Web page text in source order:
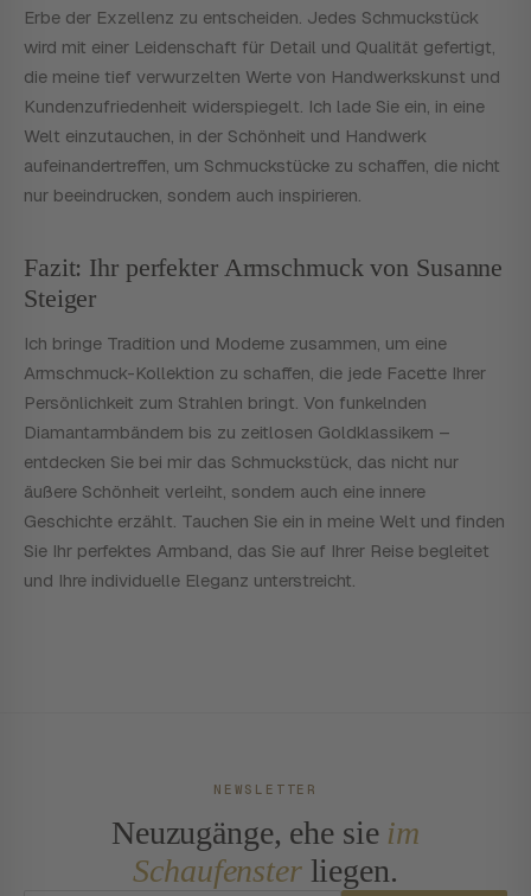
Erbe der Exzellenz zu entscheiden. Jedes Schmuckstück
wird mit einer Leidenschaft für Detail und Qualität gefertigt,
die meine tief verwurzelten Werte von Handwerkskunst und
Kundenzufriedenheit widerspiegelt. Ich lade Sie ein, in eine
Welt einzutauchen, in der Schönheit und Handwerk
aufeinandertreffen, um Schmuckstücke zu schaffen, die nicht
nur beeindrucken, sondern auch inspirieren.
Fazit: Ihr perfekter Armschmuck von Susanne
Steiger
Ich bringe Tradition und Moderne zusammen, um eine
Armschmuck-Kollektion zu schaffen, die jede Facette Ihrer
Persönlichkeit zum Strahlen bringt. Von funkelnden
Diamantarmbändern bis zu zeitlosen Goldklassikern –
entdecken Sie bei mir das Schmuckstück, das nicht nur
äußere Schönheit verleiht, sondern auch eine innere
Geschichte erzählt. Tauchen Sie ein in meine Welt und finden
Sie Ihr perfektes Armband, das Sie auf Ihrer Reise begleitet
und Ihre individuelle Eleganz unterstreicht.
NEWSLETTER
Neuzugänge, ehe sie im
Schaufensterliegen.